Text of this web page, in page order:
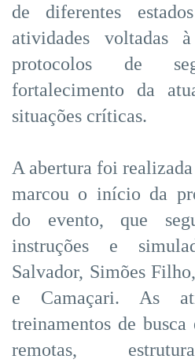
de diferentes
atividades voltadas
protocolos de
fortalecimento da
situações críticas.
A abertura foi
marcou o início da
do evento, que
instruções e
Salvador, Simões
e Camaçari. As
treinamentos de busca
remotas,